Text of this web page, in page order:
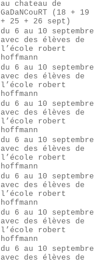
au chateau de
GaDaNCouRT (18 + 19
+ 25 + 26 sept)
du 6 au 10 septembre
avec des élèves de
l’école robert
hoffmann
du 6 au 10 septembre
avec des élèves de
l’école robert
hoffmann
du 6 au 10 septembre
avec des élèves de
l’école robert
hoffmann
du 6 au 10 septembre
avec des élèves de
l’école robert
hoffmann
du 6 au 10 septembre
avec des élèves de
l’école robert
hoffmann
du 6 au 10 septembre
avec des élèves de
l’école robert
hoffmann
du 6 au 10 septembre
avec des élèves de